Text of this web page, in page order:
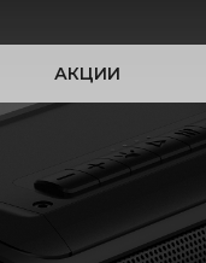
АКЦИИ